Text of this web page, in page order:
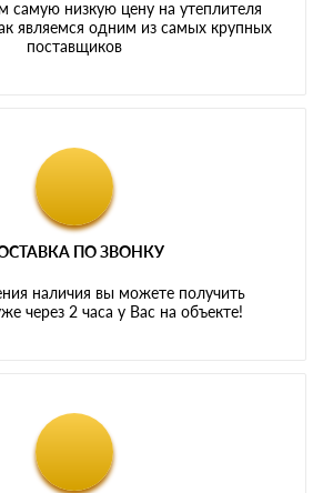
самую низкую цену на утеплителя
являемся одним из самых крупных
поставщиков
ПО ЗВОНКУ
наличия вы можете получить
через 2 часа у Вас на объекте!